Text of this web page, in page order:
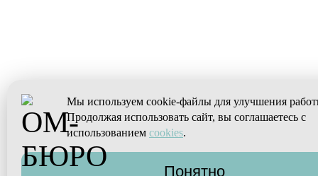
Мы используем cookie-файлы для улучшения
Продолжая использовать сайт, вы соглашаетесь с
использованием cookies.
Понятно